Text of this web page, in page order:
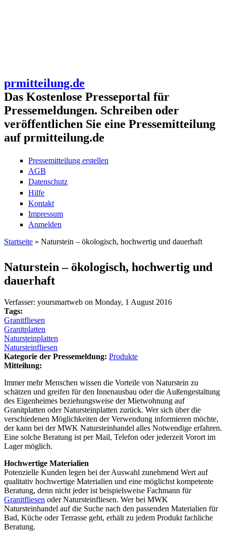
prmitteilung.de
Das Kostenlose Presseportal für
Pressemeldungen. Schreiben oder
veröffentlichen Sie eine Pressemitteilung
auf prmitteilung.de
Pressemitteilung erstellen
AGB
Datenschutz
Hilfe
Kontakt
Impressum
Anmelden
Startseite » Naturstein – ökologisch, hochwertig und dauerhaft
Naturstein – ökologisch, hochwertig und
dauerhaft
Verfasser: yoursmartweb on Monday, 1 August 2016
Tags:
Granitfliesen
Granitplatten
Natursteinplatten
Natursteinfliesen
Kategorie der Pressemeldung: Produkte
Mitteilung:
Immer mehr Menschen wissen die Vorteile von Naturstein zu
schätzen und greifen für den Innenausbau oder die Außengestaltung
des Eigenheimes beziehungsweise der Mietwohnung auf
Granitplatten oder Natursteinplatten zurück. Wer sich über die
verschiedenen Möglichkeiten der Verwendung informieren möchte,
der kann bei der MWK Natursteinhandel alles Notwendige erfahren.
Eine solche Beratung ist per Mail, Telefon oder jederzeit Vorort im
Lager möglich.
Hochwertige Materialien
Potenzielle Kunden legen bei der Auswahl zunehmend Wert auf
qualitativ hochwertige Materialien und eine möglichst kompetente
Beratung, denn nicht jeder ist beispielsweise Fachmann für
Granitfliesen oder Natursteinfliesen. Wer bei MWK
Natursteinhandel auf die Suche nach den passenden Materialien für
Bad, Küche oder Terrasse geht, erhält zu jedem Produkt fachliche
Beratung.